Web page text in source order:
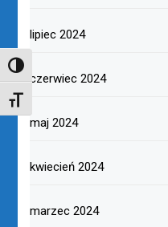
TOGGLE HIGH CONTRAST
TOGGLE FONT SIZE
lipiec 2024
czerwiec 2024
maj 2024
kwiecień 2024
marzec 2024